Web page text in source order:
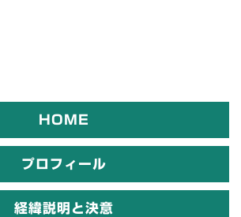
HOME
プロフィール
経緯説明と決意